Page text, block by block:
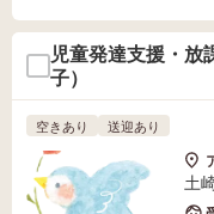
児童発達支援・放
子）
空きあり 送迎あり
土